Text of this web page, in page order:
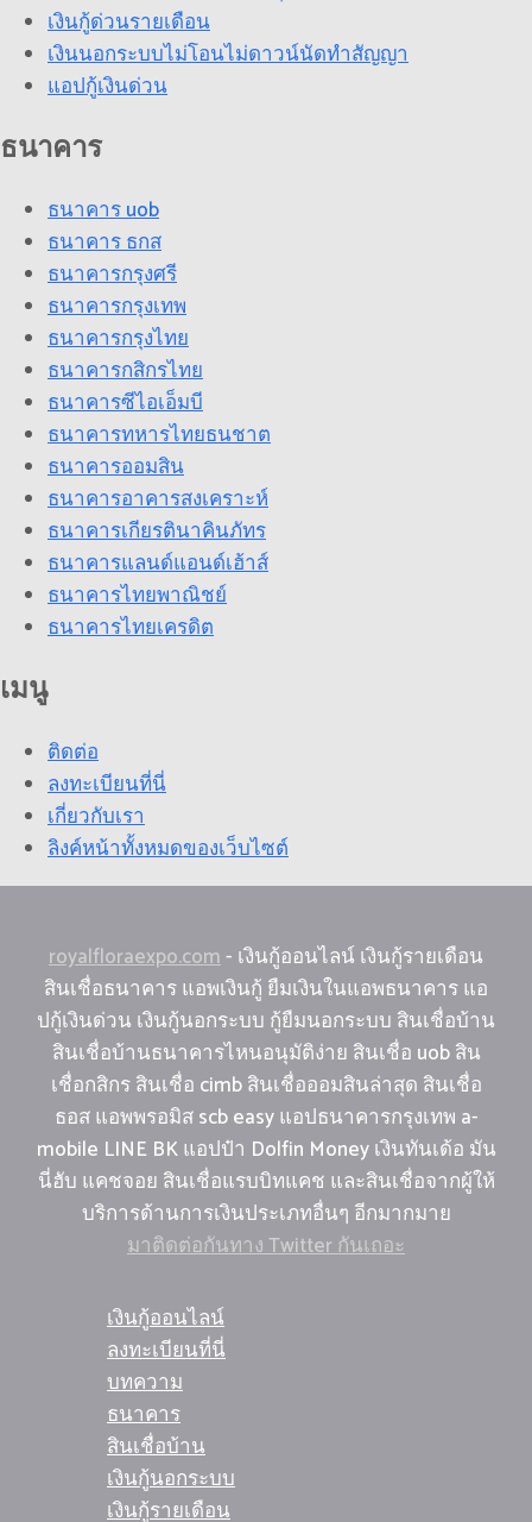
เงินกู้ด่วนรายเดือน
เงินนอกระบบไม่โอนไม่ดาวน์นัดทำสัญญา
แอปกู้เงินด่วน
ธนาคาร
ธนาคาร uob
ธนาคาร ธกส
ธนาคารกรุงศรี
ธนาคารกรุงเทพ
ธนาคารกรุงไทย
ธนาคารกสิกรไทย
ธนาคารซีไอเอ็มบี
ธนาคารทหารไทยธนชาต
ธนาคารออมสิน
ธนาคารอาคารสงเคราะห์
ธนาคารเกียรตินาคินภัทร
ธนาคารแลนด์แอนด์เฮ้าส์
ธนาคารไทยพาณิชย์
ธนาคารไทยเครดิต
เมนู
ติดต่อ
ลงทะเบียนที่นี่
เกี่ยวกับเรา
ลิงค์หน้าทั้งหมดของเว็บไซต์
royalfloraexpo.com- เงินกู้ออนไลน์ เงินกู้รายเดือน
สินเชื่อธนาคาร แอพเงินกู้ ยืมเงินในแอพธนาคาร แอ
ปกู้เงินด่วน เงินกู้นอกระบบ กู้ยืมนอกระบบ สินเชื่อบ้าน
สินเชื่อบ้านธนาคารไหนอนุมัติง่าย สินเชื่อ uob สิน
เชื่อกสิกร สินเชื่อ cimb สินเชื่อออมสินล่าสุด สินเชื่อ
ธอส แอพพรอมิส scb easy แอปธนาคารกรุงเทพ a-
mobile LINE BK แอปป๋า Dolfin Money เงินทันเด้อ มัน
นี่ฮับ แคชจอย สินเชื่อแรบบิทแคช และสินเชื่อจากผู้ให้
บริการด้านการเงินประเภทอื่นๆ อีกมากมาย
มาติดต่อกันทาง Twitter กันเถอะ
เงินกู้ออนไลน์
ลงทะเบียนที่นี่
บทความ
ธนาคาร
สินเชื่อบ้าน
เงินกู้นอกระบบ
เงินกู้รายเดือน